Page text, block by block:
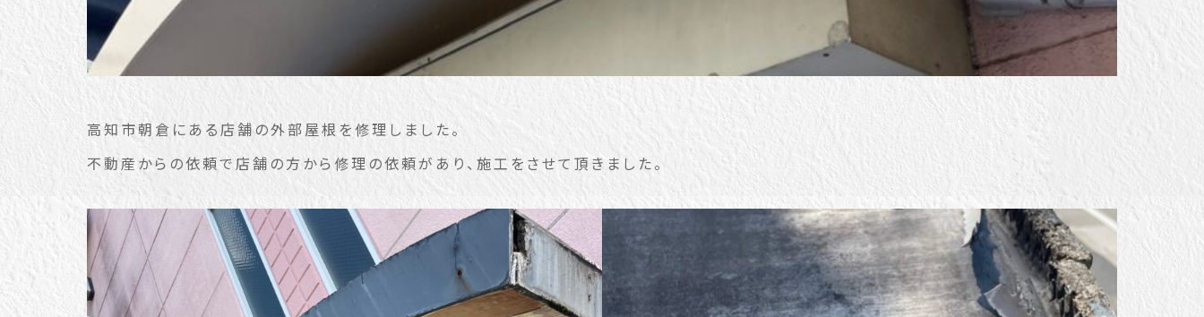
高知市朝倉にある店舗の外部屋根を修理しました。
不動産からの依頼で店舗の方から修理の依頼があり、施工をさせて頂きました。